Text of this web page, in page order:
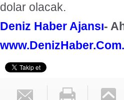
dolar olacak.
Deniz Haber Ajansı-